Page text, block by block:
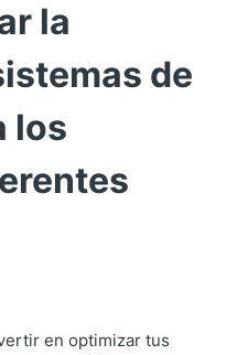
la
de
los
en optimizar tus